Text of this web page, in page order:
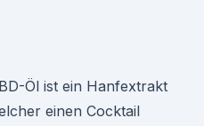
Öl ist ein Hanfextrakt
einen Cocktail